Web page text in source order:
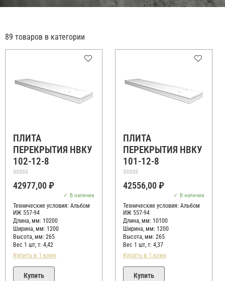
89 товаров в категории
ПЛИТА
ПЕРЕКРЫТИЯ НВКУ
102-12-8
Оценка
0
42977,00₽
В наличии
Технические условия: Альбом
ИЖ 557-94
Длина, мм: 10200
Ширина, мм: 1200
Высота, мм: 265
Вес 1 шт, т: 4,42
Купить в 1 клик
Купить
ПЛИТА
ПЕРЕКРЫТИЯ НВКУ
101-12-8
Оценка
0
42556,00₽
В наличии
Технические условия: Альбом
ИЖ 557-94
Длина, мм: 10100
Ширина, мм: 1200
Высота, мм: 265
Вес 1 шт, т: 4,37
Купить в 1 клик
Купить